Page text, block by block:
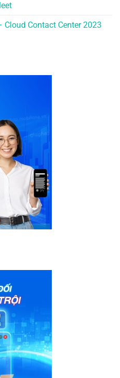
Contact Center 2023